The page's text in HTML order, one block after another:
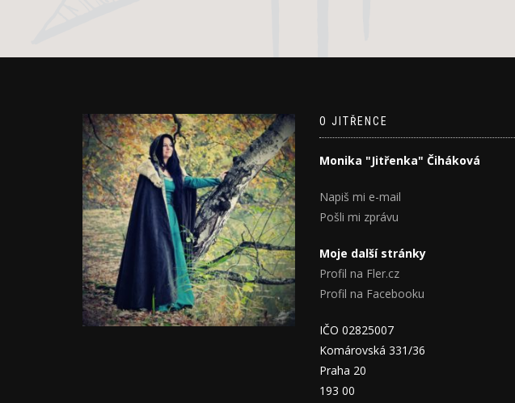
O JITŘENCE
Monika "Jitřenka" Čiháková
Napiš mi e-mail
Pošli mi zprávu
Moje další stránky
Profil na Fler.cz
Profil na Facebooku
IČO 02825007
Komárovská 331/36
Praha 20
193 00